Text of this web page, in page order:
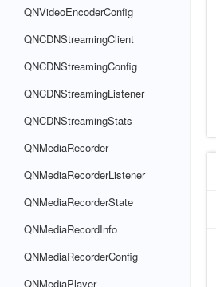
QNVideoEncoderConfig
QNCDNStreamingClient
QNCDNStreamingConfig
QNCDNStreamingListener
QNCDNStreamingStats
QNMediaRecorder
QNMediaRecorderListener
QNMediaRecorderState
QNMediaRecordInfo
QNMediaRecorderConfig
QNMediaPlayer